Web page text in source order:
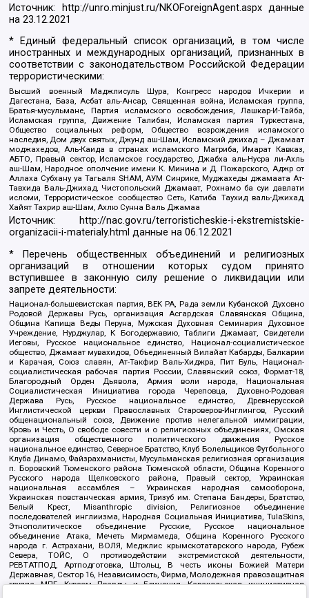
Источник: http://unro.minjust.ru/NKOForeignAgent.aspxданные
на23.12.2021
* Единый федеральный список организаций, в том числе
иностранных и международных организаций, признанных в
соответствии с законодательством Российской Федерации
террористическими:
Высший военный Маджлисуль Шура, Конгресс народов Ичкерии и
Дагестана, База, Асбат аль-Ансар, Священная война, Исламская группа,
Братья-мусульмане, Партия исламского освобождения, Лашкар-И-Тайба,
Исламская группа, Движение Талибан, Исламская партия Туркестана,
Общество социальных реформ, Общество возрождения исламского
наследия, Дом двух святых, Джунд аш-Шам, Исламский джихад – Джамаат
моджахедов, Аль-Каида в странах исламского Магриба, Имарат Кавказ,
АБТО, Правый сектор, Исламское государство, Джабха аль-Нусра ли-Ахль
аш-Шам, Народное ополчение имени К. Минина и Д. Пожарского, Аджр от
Аллаха Субхану уа Тагьаля SHAM, АУМ Синрике, Муджахеды джамаата Ат-
Тавхида Валь-Джихад, Чистопольский Джамаат, Рохнамо ба суи давлати
исломи, Террористическое сообщество Сеть, Катиба Таухид валь-Джихад,
Хайят Тахрир аш-Шам, Ахлю Сунна Валь Джамаа
Источник:
http://nac.gov.ru/terroristicheskie-i-ekstremistskie-
organizacii-i-materialy.html данные на06.12.2021
* Перечень общественных объединений и религиозных
организаций в отношении которых судом принято
вступившее в законную силу решение о ликвидации или
запрете деятельности:
Национал-большевистская партия, ВЕК РА, Рада земли Кубанской Духовно
Родовой Державы Русь, организация Асгардская Славянская Община,
Община Капища Веды Перуна, Мужская Духовная Семинария Духовное
Учреждение, Нурджулар, К Богодержавию, Таблиги Джамаат, Свидетели
Иеговы, Русское национальное единство, Национал-социалистическое
общество, Джамаат мувахидов, Объединенный Вилайат Кабарды, Балкарии
и Карачая, Союз славян, Ат-Такфир Валь-Хиджра, Пит Буль, Национал-
социалистическая рабочая партия России, Славянский союз, Формат-18,
Благородный Орден Дьявола, Армия воли народа, Национальная
Социалистическая Инициатива города Череповца, Духовно-Родовая
Держава Русь, Русское национальное единство, Древнерусской
Инглистической церкви Православных Староверов-Инглингов, Русский
общенациональный союз, Движение против нелегальной иммиграции,
Кровь и Честь, О свободе совести и о религиозных объединениях, Омская
организация общественного политического движения Русское
национальное единство, Северное Братство, Клуб Болельщиков Футбольного
Клуба Динамо, Файзрахманисты, Мусульманская религиозная организация
п. Боровский Тюменского района Тюменской области, Община Коренного
Русского народа Щелковского района, Правый сектор, Украинская
национальная ассамблея – Украинская народная самооборона,
Украинская повстанческая армия, Тризуб им. Степана Бандеры, Братство,
Белый Крест, Misanthropic division, Религиозное объединение
последователей инглиизма, Народная Социальная Инициатива, TulaSkins,
Этнополитическое объединение Русские, Русское национальное
объединение Атака, Мечеть Мирмамеда, Община Коренного Русского
народа г. Астрахани, ВОЛЯ, Меджлис крымскотатарского народа, Рубеж
Севера, ТОЙС, О противодействии экстремистской деятельности,
РЕВТАТПОД, Артподготовка, Штольц, В честь иконы Божией Матери
Державная, Сектор 16, Независимость, Фирма, Молодежная правозащитная
группа МПГ, Курсом Правды и Единения, Каракольская инициативная